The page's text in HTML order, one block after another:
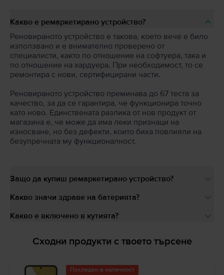
Какво е ремаркетирано устройство?
Реновираното устройство е такова, което вече е било
използвано и е внимателно проверено от
специалисти, както по отношение на софтуера, така и
по отношение на хардуера. При необходимост, то се
ремонтира с нови, сертифицирани части.
Реновираното устройство преминава до 67 теста за
качество, за да се гарантира, че функционира точно
като ново. Единствената разлика от нов продукт от
магазина е, че може да има леки признаци на
износване, но без дефекти, които биха повлияли на
безупречната му функционалност.
Защо да купиш ремаркетирано устройство?
Какво значи здраве на батерията?
Какво е включено в кутията?
Сходни продукти с твоето търсене
Последен в наличност